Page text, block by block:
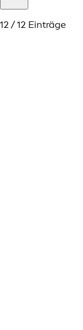
12 / 12 Einträge